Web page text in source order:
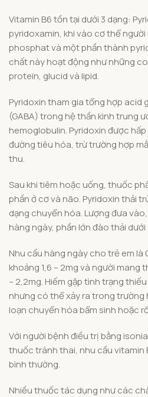
Vitamin B6 tồn tại dưới 3 dạng:
pyridoxamin, khi vào cơ thể
phosphat và một phần thành
chất này hoạt động như những
protein, glucid và lipid.
Pyridoxin tham gia tổng hợp acid
(GABA) trong hệ thần kinh trung
hemoglobulin. Pyridoxin được
đường tiêu hóa, trừ trường hợp
thu.
Sau khi tiêm hoặc uống, thuốc
phần ở cơ và não. Pyridoxin thải
dạng chuyển hóa. Lượng đưa
hàng ngày, phần lớn đào thải
Nhu cầu hàng ngày cho trẻ em là
khoảng 1,6 – 2mg và người mang
– 2,2mg. Hiếm gặp tình trạng
nhưng có thể xảy ra trong trường
loạn chuyển hóa bẩm sinh hoặc
Với người bệnh điều trị bằng
thuốc tránh thai, nhu cầu vitamin
bình thường.
Nhiều thuốc tác dụng như các